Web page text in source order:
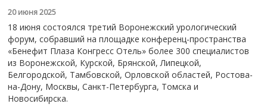
20 июня 2025
18 июня состоялся третий Воронежский урологический
форум, собравший на площадке конференц-пространства
«Бенефит Плаза Конгресс Отель» более 300 специалистов
из Воронежской, Курской, Брянской, Липецкой,
Белгородской, Тамбовской, Орловской областей, Ростова-
на-Дону, Москвы, Санкт-Петербурга, Томска и
Новосибирска.